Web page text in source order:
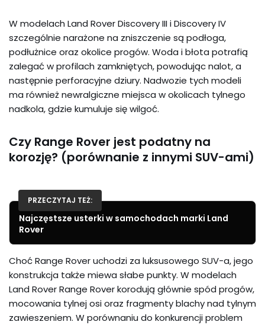
W modelach Land Rover Discovery III i Discovery IV
szczególnie narażone na zniszczenie są podłoga,
podłużnice oraz okolice progów. Woda i błota potrafią
zalegać w profilach zamkniętych, powodując nalot, a
następnie perforacyjne dziury. Nadwozie tych modeli
ma również newralgiczne miejsca w okolicach tylnego
nadkola, gdzie kumuluje się wilgoć.
Czy Range Rover jest podatny na
korozję? (porównanie z innymi SUV-ami)
PRZECZYTAJ TEŻ:
Najczęstsze usterki w samochodach marki Land
Rover
Choć Range Rover uchodzi za luksusowego SUV-a, jego
konstrukcja także miewa słabe punkty. W modelach
Land Rover Range Rover korodują głównie spód progów,
mocowania tylnej osi oraz fragmenty blachy nad tylnym
zawieszeniem. W porównaniu do konkurencji problem